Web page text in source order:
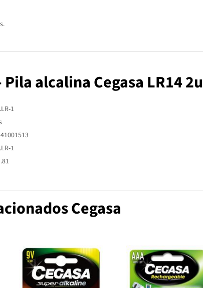
alcalina Cegasa LR14 2u
1
1
Cegasa